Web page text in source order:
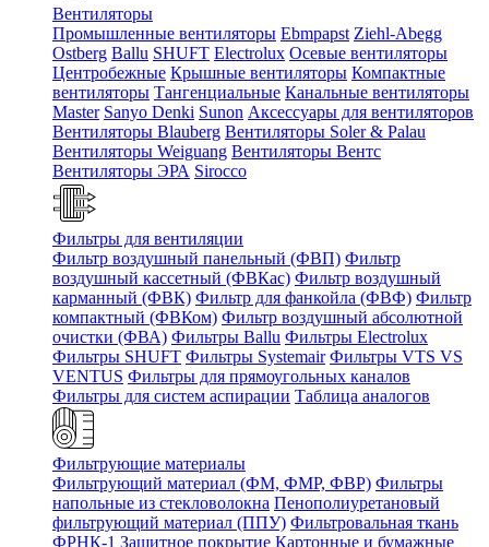
Вентиляторы
Промышленные вентиляторы Ebmpapst Ziehl-Abegg
Ostberg Ballu SHUFT Electrolux Осевые вентиляторы
Центробежные Крышные вентиляторы Компактные
вентиляторы Тангенциальные Канальные вентиляторы
Master Sanyo Denki Sunon Аксессуары для вентиляторов
Вентиляторы Blauberg Вентиляторы Soler & Palau
Вентиляторы Weiguang Вентиляторы Вентс
Вентиляторы ЭРА Sirocco
Фильтры для вентиляции
Фильтр воздушный панельный (ФВП) Фильтр
воздушный кассетный (ФВКас) Фильтр воздушный
карманный (ФВК) Фильтр для фанкойла (ФВФ) Фильтр
компактный (ФВКом) Фильтр воздушный абсолютной
очистки (ФВА) Фильтры Ballu Фильтры Electrolux
Фильтры SHUFT Фильтры Systemair Фильтры VTS VS
VENTUS Фильтры для прямоугольных каналов
Фильтры для систем аспирации Таблица аналогов
Фильтрующие материалы
Фильтрующий материал (ФМ, ФМР, ФВР) Фильтры
напольные из стекловолокна Пенополиуретановый
фильтрующий материал (ППУ) Фильтровальная ткань
ФРНК-1 Защитное покрытие Картонные и бумажные